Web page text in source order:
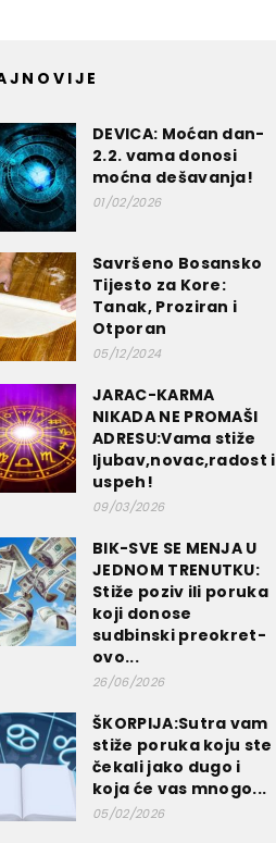
DEVICA: Moćan dan-
2.2. vama donosi
moćna dešavanja!
01/02/2026
Savršeno Bosansko
Tijesto za Kore:
Tanak, Proziran i
Otporan
05/12/2024
JARAC-KARMA
NIKADA NE PROMAŠI
ADRESU:Vama stiže
ljubav,novac,radost i
uspeh!
09/03/2026
BIK-SVE SE MENJA U
JEDNOM TRENUTKU:
Stiže poziv ili poruka
koji donose
sudbinski preokret-
ovo...
26/06/2026
ŠKORPIJA:Sutra vam
stiže poruka koju ste
čekali jako dugo i
koja će vas mnogo...
05/02/2026